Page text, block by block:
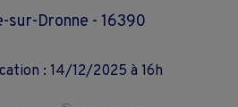
sur-Dronne - 16390
: 14/12/2025 à 16h